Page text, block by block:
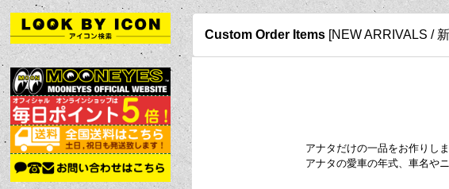
Custom Order Items [NEW ARRIVALS /
アナタだけの一品をお作りし
アナタの愛車の年式、車名や